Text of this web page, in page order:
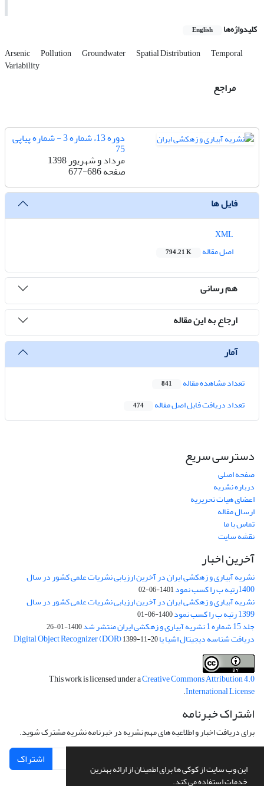
این وب سایت از کوکی ها برای اطمینان از ارائه بهترین
خدمات استفاده می کند.
کلیدواژه‌ها English
Arsenic Pollution Groundwater Spatial Distribution Temporal
Variability
مراجع
دوره 13، شماره 3 - شماره پیاپی
75
مرداد و شهریور 1398
صفحه677-686
فایل ها
اصل مقاله
794.21 K
هم رسانی
ارجاع به این مقاله
آمار
تعداد مشاهده مقاله 841
تعداد دریافت فایل اصل مقاله 474
دسترسی سریع
صفحه اصلی
درباره نشریه
اعضای هیات تحریریه
ارسال مقاله
تماس با ما
نقشه سایت
آخرین اخبار
نشریه آبیاری و زهکشی ایران در آخرین ارزیابی نشریات علمی کشور در سال
1400رتبه ب را کسب نمود 1401-06-02
نشریه آبیاری و زهکشی ایران در آخرین ارزیابی نشریات علمی کشور در سال
1399 رتبه ب را کسب نمود 1400-06-01
جلد 15 شماره 1 نشریه آبیاری و زهکشی ایران منتشر شد 1400-01-26
دریافت شناسه دیجیتال اشیا یا Digital Object Recognizer (DOR)1399-11-20
This work is licensed under aCreative Commons Attribution 4.0
International License
.
اشتراک خبرنامه
برای دریافت اخبار و اطلاعیه های مهم نشریه در خبرنامه نشریه مشترک شوید.
اشتراک